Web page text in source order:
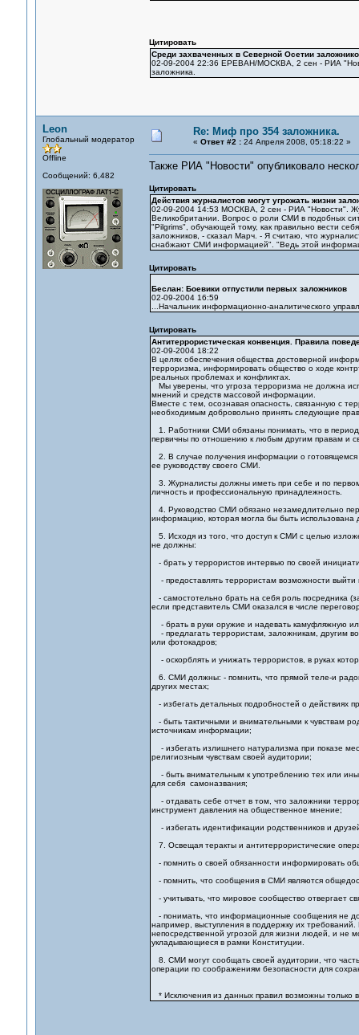
Цитировать
Среди захваченных в Северной Осетии
02-09-2004 22:36 ЕРЕВАН/МОСКВА, 2 сен - РИА
заложника.
Leon
Глобальный модератор
Offline
Сообщений: 6,482
Re: Миф про 354 заложника.
« Ответ #2 :24 Апреля 2008, 05:18:22 »
Также РИА "Новости" опубликовало
Цитировать
Действия журналистов могут угрожать жизни
02-09-2004 14:53 МОСКВА, 2 сен - РИА "Новости".
Великобритании. Вопрос о роли СМИ в подобных
"Pilgrims", обучающей тому, как правильно вести
заложников, - сказал Марч. - Я считаю, что
снабжают СМИ информацией". "Ведь этой
Цитировать
Беслан: Боевики отпустили первых заложников
02-09-2004 16:59
...Начальник информационно-аналитического
Цитировать
Антитеррористическая конвенция. Правила
02-09-2004 18:22
В целях обеспечения общества достоверной
терроризма, информировать общество о ходе
реальных проблемах и конфликтах.
Мы уверены, что угроза терроризма не должна
мнений и средств массовой информации.
Вместе с тем, осознавая опасность, связанную с
необходимым добровольно принять следующие
1. Работники СМИ обязаны понимать, что в период
первичны по отношению к любым другим правам и
2. В случае получения информации о
ее руководству своего СМИ.
3. Журналисты должны иметь при себе и по
личность и профессиональную принадлежность.
4. Руководство СМИ обязано незамедлительно
информацию, которая могла бы быть использована
5. Исходя из того, что доступ к СМИ с целью
не должны:
- брать у террористов интервью по своей
- предоставлять террористам возможности
- самостотельно брать на себя роль посредника
если представитель СМИ оказался в числе
- брать в руки оружие и надевать камуфляжную
- предлагать террористам, заложникам, другим
или фотокадров;
- оскорблять и унижать террористов, в руках
6. СМИ должны: - помнить, что прямой теле-и
других местах;
- избегать детальных подробностей о действиях
- быть тактичными и внимательными к чувствам
источникам информации;
- избегать излишнего натурализма при показе
религиозным чувствам своей аудитории;
- быть внимательным к употреблению тех или
для себя самоназвания;
- отдавать себе отчет в том, что заложники
инструмент давления на общественное мнение;
- избегать идентификации родственников и
7. Освещая теракты и антитеррористические
- помнить о своей обязанности информировать
- помнить, что сообщения в СМИ являются
- учитывать, что мировое сообщество отвергает
- понимать, что информационные сообщения не
например, выступления в поддержку их
непосредственной угрозой для жизни людей, и не
укладывающиеся в рамки Конституции.
8. СМИ могут сообщать своей аудитории, что
операции по соображениям безопасности для
* Исключения из данных правил возможны